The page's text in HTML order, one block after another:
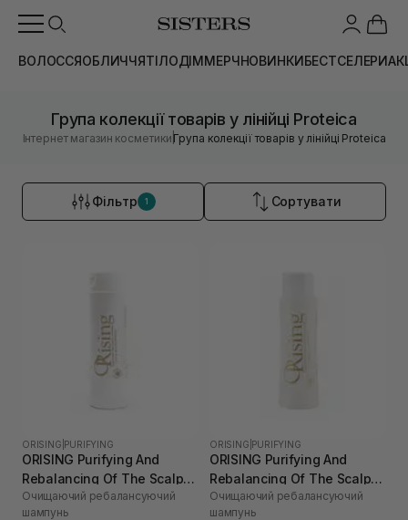
ВОЛОССЯОБЛИЧЧЯТІЛОДІММЕРЧНОВИНКИБЕСТСЕЛЕРИ
Група колекції товарів у лінійці Proteica
Інтернет магазин косметики |Група колекції товарів у лінійці Proteica
Фільтр 1 Сортувати
ORISING PURIFYING
ORISING Purifying And
Rebalancing Of The Scalp
Shampoo 250 мл
Очищаючий ребалансуючий
шампунь
ORISING PURIFYING
ORISING Purifying And
Rebalancing Of The Scalp
Shampoo 100 мл
Очищаючий ребалансуючий
шампунь